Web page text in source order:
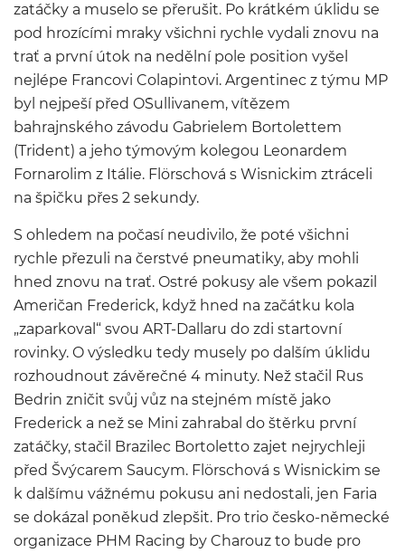
zatáčky a muselo se přerušit. Po krátkém úklidu se
pod hrozícími mraky všichni rychle vydali znovu na
trať a první útok na nedělní pole position vyšel
nejlépe Francovi Colapintovi. Argentinec z týmu MP
byl nejpeší před O´Sullivanem, vítězem
bahrajnského závodu Gabrielem Bortolettem
(Trident) a jeho týmovým kolegou Leonardem
Fornarolim z Itálie. Flörschová s Wisnickim ztráceli
na špičku přes 2 sekundy.
S ohledem na počasí neudivilo, že poté všichni
rychle přezuli na čerstvé pneumatiky, aby mohli
hned znovu na trať. Ostré pokusy ale všem pokazil
Američan Frederick, když hned na začátku kola
„zaparkoval“ svou ART-Dallaru do zdi startovní
rovinky. O výsledku tedy musely po dalším úklidu
rozhoudnout závěrečné 4 minuty. Než stačil Rus
Bedrin zničit svůj vůz na stejném místě jako
Frederick a než se Mini zahrabal do štěrku první
zatáčky, stačil Brazilec Bortoletto zajet nejrychleji
před Švýcarem Saucym. Flörschová s Wisnickim se
k dalšímu vážnému pokusu ani nedostali, jen Faria
se dokázal poněkud zlepšit. Pro trio česko-německé
organizace PHM Racing by Charouz to bude pro